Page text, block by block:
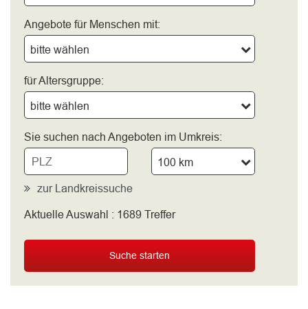
Angebote für Menschen mit:
bitte wählen
für Altersgruppe:
bitte wählen
Sie suchen nach Angeboten im Umkreis:
100 km
zur Landkreissuche
bitte wählen
Aktuelle Auswahl : 1689 Treffer
Suche starten